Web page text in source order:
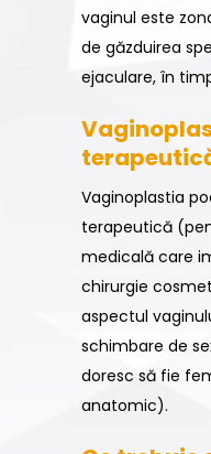
vaginul este
de găzduirea
ejaculare, în
Vaginoplastia
terapeutică
medicală care
chirurgie
aspectul
schimbare de
doresc să fie
anatomic).